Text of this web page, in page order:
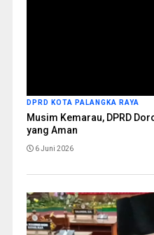
DPRD KOTA PALANGKA RAYA
Musim Kemarau, DPRD
yang Aman
6 Juni 2026